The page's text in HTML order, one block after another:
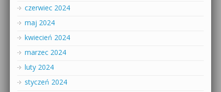
czerwiec 2024
maj 2024
kwiecień 2024
marzec 2024
luty 2024
styczeń 2024